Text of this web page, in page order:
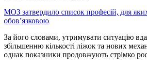
МОЗ затвердило список професій, для
обов’язковою
За його словами, утримувати ситуацію
збільшенню кількості ліжок та нових
однак показники продовжують стрімко